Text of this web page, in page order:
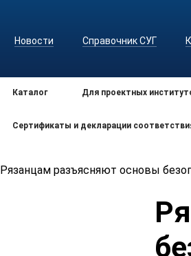
Новости Справочник СУГ
Каталог Для проектных
Сертификаты и декларации
Рязанцам разъясняют основы